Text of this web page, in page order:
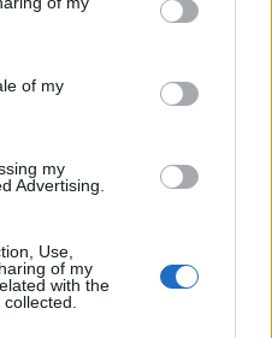
of my
my
Advertising.
Use,
of my
with the